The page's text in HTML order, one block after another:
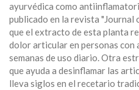
ayurvédica como
publicado en la revista
que el extracto de esta planta
dolor articular en personas
semanas de uso diario. Otra
que ayuda a desinflamar las
lleva siglos en el recetario